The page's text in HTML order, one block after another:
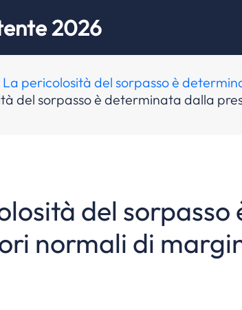
2026
La pericolosità del sorpasso è
del sorpasso è determinata dalla
del
normali di